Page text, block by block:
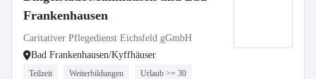
Frankenhausen
Caritativer Pflegedienst Eichsfeld gGmbH
Bad Frankenhausen/Kyffhäuser
Teilzeit Weiterbildungen Urlaub >= 30